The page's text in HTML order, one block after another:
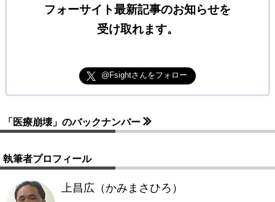
フォーサイト最新記事のお知らせを
受け取れます。
@Fsightさんをフォロー
「医療崩壊」のバックナンバー
執筆者プロフィール
上昌広（かみまさひろ）